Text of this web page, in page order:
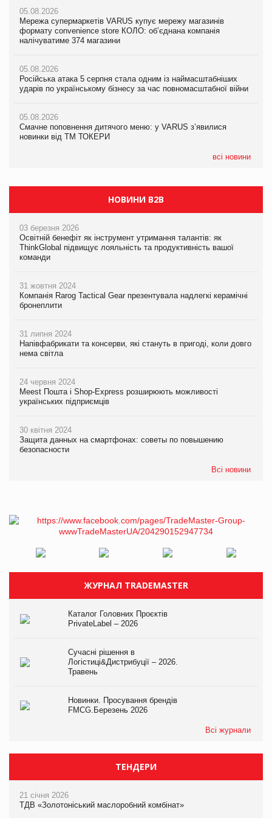
05.08.2026
Мережа супермаркетів VARUS купує мережу магазинів
формату convenience store КОЛО: об’єднана компанія
налічуватиме 374 магазини
05.08.2026
Російська атака 5 серпня стала одним із наймасштабніших
ударів по українському бізнесу за час повномасштабної війни
05.08.2026
Смачне поповнення дитячого меню: у VARUS з’явилися
новинки від ТМ ТОКЕРИ
всі новини
05.08.2026
Смачне поповнення дитячого меню: у VARUS з’явилися
новинки від ТМ ТОКЕРИ
05.08.2026
Сергій Лісунов про заморожені хлібобулочні вироби на
PrivateLabel&FMCG Master 2026
04.08.2026
Через атаку РФ у Дніпрі пошкоджено склад шоколаду
Millennium
05.08.2026
Adidas витратила понад $1 млрд на маркетинг за квартал
продуктів
НОВИНИ B2B
03 березня 2026
Освітній бенефіт як інструмент утримання талантів: як
ThinkGlobal підвищує лояльність та продуктивність вашої
команди
31 жовтня 2024
Компанія Rarog Tactical Gear презентувала надлегкі керамічні
бронеплити
31 липня 2024
Напівфабрикати та консерви, які стануть в пригоді, коли довго
нема світла
24 червня 2024
Meest Пошта і Shop-Express розширюють можливості
українських підприємців
30 квітня 2024
Защита данных на смартфонах: советы по повышению
безопасности
Всі новини
ЖУРНАЛ TRADEMASTER
Каталог Головних Проєктів
PrivateLabel – 2026
Сучасні рішення в
Логістиці&Дистрибуції – 2026.
Травень
Новинки. Просування брендів
FMCG.Березень 2026
Всі журнали
ТЕНДЕРИ
21 січня 2026
ТДВ «Золотоніський маслоробний комбінат»